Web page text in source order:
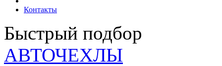
Контакты
Быстрый подбор
АВТОЧЕХЛЫ